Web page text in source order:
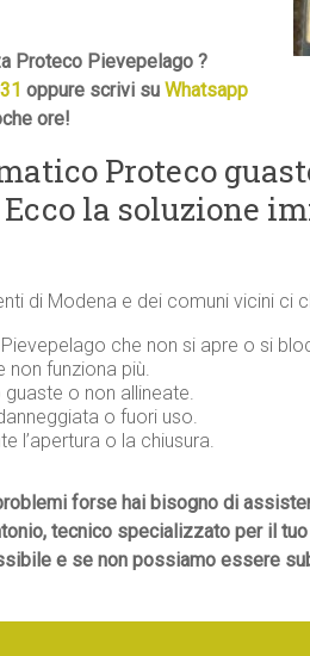
Proteco Pievepelago ?
oppure scrivi su Whatsapp
ore!
Proteco
la soluzione
di Modena e dei comuni vicini ci
che non si apre o si
funziona più.
o non allineate.
o fuori uso.
l’apertura o la chiusura.
forse hai bisogno di
tecnico specializzato per il
e se non possiamo essere